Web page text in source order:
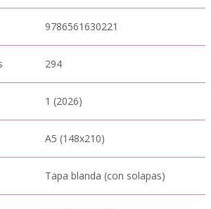
9786561630221
294
1 (2026)
A5 (148x210)
Tapa blanda (con solapas)